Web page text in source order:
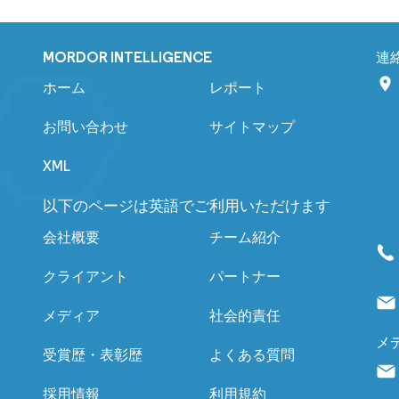
MORDOR INTELLIGENCE
ホーム レポート
お問い合わせ サイトマップ
XML
以下のページは英語でご利用いただけます
会社概要 チーム紹介
クライアント パートナー
メディア 社会的責任
受賞歴・表彰歴 よくある質問
採用情報 利用規約
連
メ